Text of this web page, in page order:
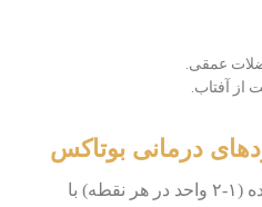
عمقی.
درمانی بوتاکس
میکروبوتاکس، تزریق رقیق‌شده (۱-۲ واحد در هر نقطه) با